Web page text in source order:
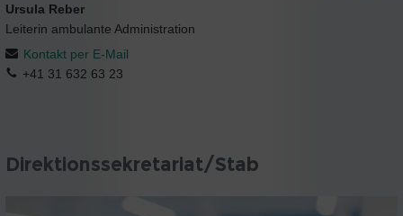
Ursula Reber
Leiterin ambulante Administration
Kontakt per E-Mail
+41 31 632 63 23
Direktionssekretariat/Stab